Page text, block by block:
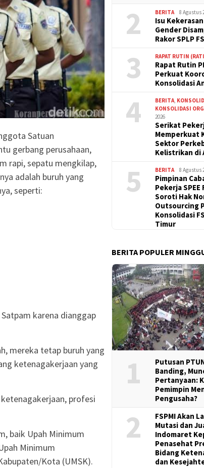
Satuan
gerbang perusahaan,
rapi, sepatu mengkilap,
adalah buruh yang
seperti:
karena dianggap
mereka tetap buruh yang
ketenagakerjaan yang
profesi
baik Upah Minimum
Minimum
Kota (UMSK).
2 BERITA 8 Agustus
Isu
Gender
Rakor SPLP
3 RAPAT RUTIN
Rapat Rutin
Perkuat
Konsolidasi
4 BERITA
KONSOLIDASI
2026
Serikat
Memperkuat
Sektor
Kelistrikan di
5 BERITA 8 Agustus
Pimpinan
Pekerja SPEE
Soroti Hak
Outsourcing
Konsolidasi
Timur
BERITA POPULER
1
Putusan
Banding,
Pertanyaan:
Pemimpin
Pengusaha?
2
FSPMI Akan
Mutasi dan
Indomaret
Penasehat
Bidang
dan